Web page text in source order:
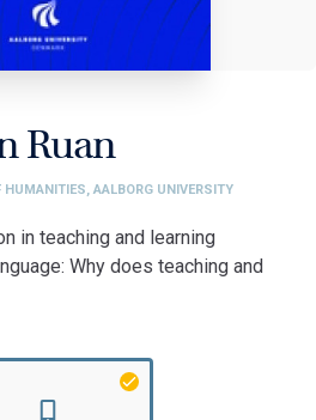
Ruan
HUMANITIES, AALBORG UNIVERSITY
in teaching and learning
Why does teaching and
og Filosofi